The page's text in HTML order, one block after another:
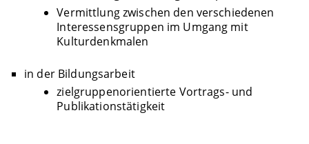
Vermittlung zwischen den verschiedenen
Interessensgruppen im Umgang mit
Kulturdenkmalen
in der Bildungsarbeit
zielgruppenorientierte Vortrags- und
Publikationstätigkeit